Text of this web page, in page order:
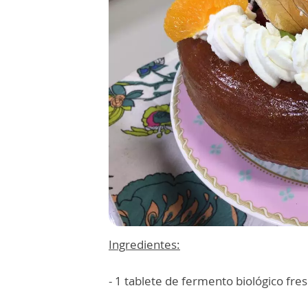
Ingredientes:
- 1 tablete de fermento biológico